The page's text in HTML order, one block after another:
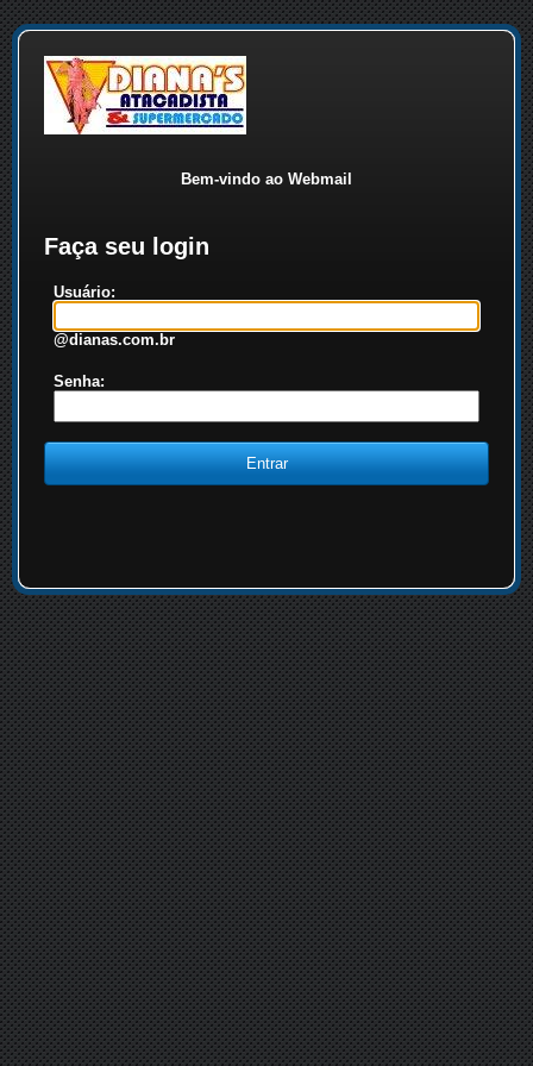
Bem-vindo ao Webmail
Faça seu login
Usuário:
@dianas.com.br
Senha: